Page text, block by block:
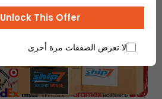
Unlock This Offer
لا تعرض الصفقات مرة أخرى